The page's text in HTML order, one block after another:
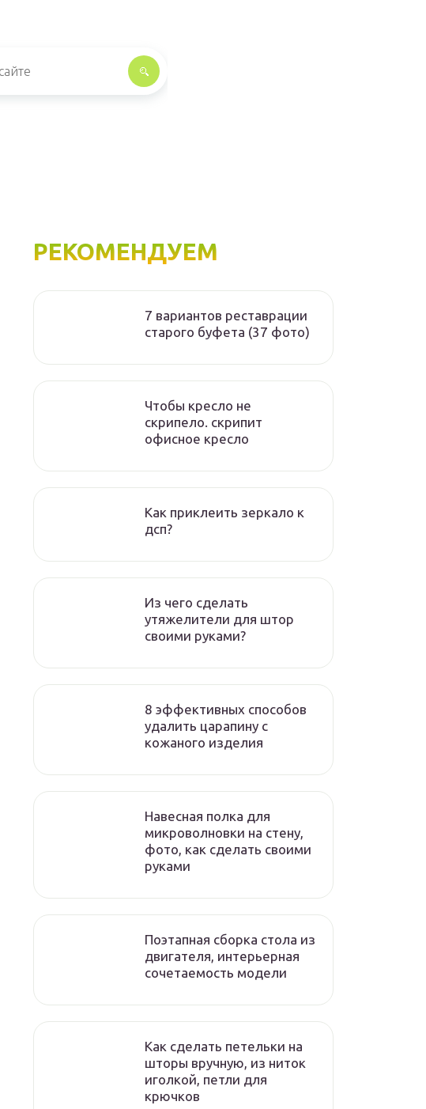
РЕКОМЕНДУЕМ
7 вариантов реставрации
старого буфета (37 фото)
Чтобы кресло не
скрипело. скрипит
офисное кресло
Как приклеить зеркало к
дсп?
Из чего сделать
утяжелители для штор
своими руками?
8 эффективных способов
удалить царапину с
кожаного изделия
Навесная полка для
микроволновки на стену,
фото, как сделать своими
руками
Поэтапная сборка стола из
двигателя, интерьерная
сочетаемость модели
Как сделать петельки на
шторы вручную, из ниток
иголкой, петли для
крючков